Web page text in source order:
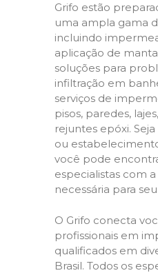
Grifo estão
uma ampla gama
incluindo
aplicação de
soluções para
infiltração em
serviços de
pisos, paredes,
rejuntes epóxi.
ou
você pode
especialistas com
necessária para
O Grifo conecta
profissionais em
qualificados em
Brasil. Todos os